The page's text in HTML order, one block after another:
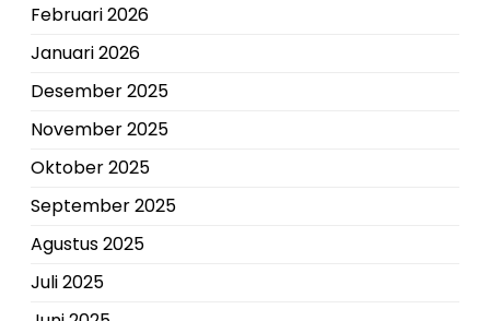
Februari 2026
Januari 2026
Desember 2025
November 2025
Oktober 2025
September 2025
Agustus 2025
Juli 2025